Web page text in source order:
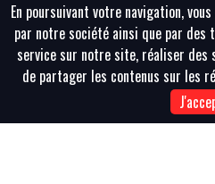
En poursuivant votre navigation,
par notre société ainsi que par
service sur notre site, réaliser
de partager les contenus sur les